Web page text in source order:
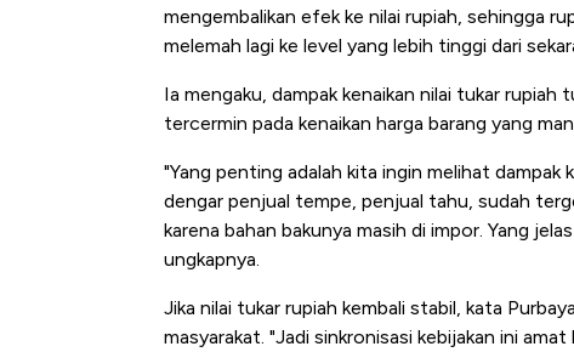
mengembalikan efek ke nilai rupiah, sehingga
melemah lagi ke level yang lebih tinggi dari
Ia mengaku, dampak kenaikan nilai tukar
tercermin pada kenaikan harga barang yang
"Yang penting adalah kita ingin melihat
dengar penjual tempe, penjual tahu, sudah
karena bahan bakunya masih di impor. Yang
ungkapnya.
Jika nilai tukar rupiah kembali stabil, kata
masyarakat. "Jadi sinkronisasi kebijakan ini